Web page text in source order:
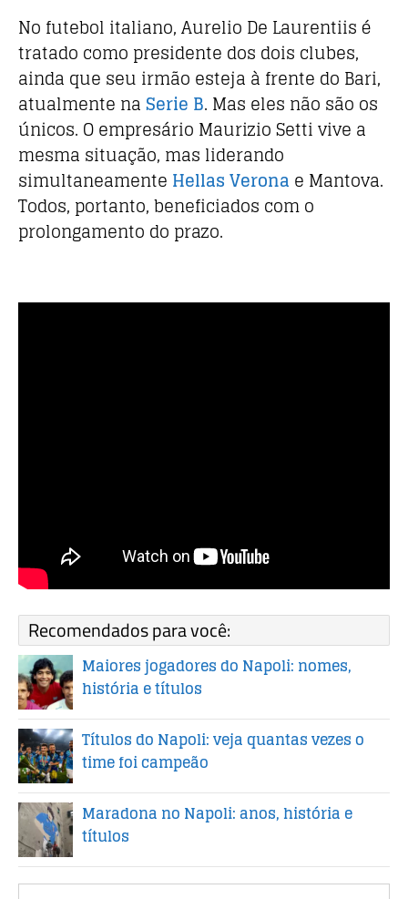
No futebol italiano, Aurelio De Laurentiis é
tratado como presidente dos dois clubes,
ainda que seu irmão esteja à frente do Bari,
atualmente naSerie B. Mas eles não são os
únicos. O empresário Maurizio Setti vive a
mesma situação, mas liderando
simultaneamente Hellas Verona e Mantova.
Todos, portanto, beneficiados com o
prolongamento do prazo.
Recomendados para você:
Maiores jogadores do Napoli: nomes,
história e títulos
Títulos do Napoli: veja quantas vezes o
time foi campeão
Maradona no Napoli: anos, história e
títulos